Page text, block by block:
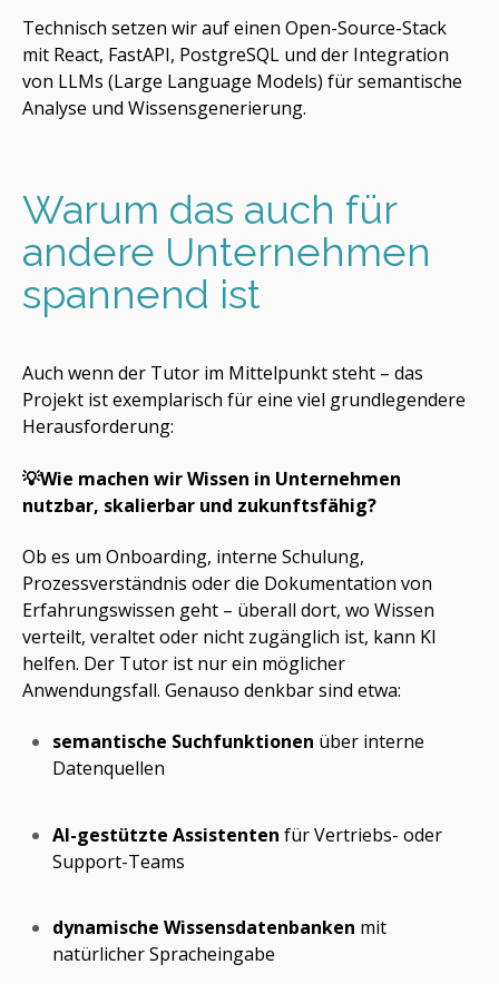
Technisch setzen wir auf einen Open-Source-Stack
mit React, FastAPI, PostgreSQL und der Integration
von LLMs (Large Language Models) für semantische
Analyse und Wissensgenerierung.
Warum das auch für
andere Unternehmen
spannend ist
Auch wenn der Tutor im Mittelpunkt steht – das
Projekt ist exemplarisch für eine viel grundlegendere
Herausforderung:
💡Wie machen wir Wissen in Unternehmen
nutzbar, skalierbar und zukunftsfähig?
Ob es um Onboarding, interne Schulung,
Prozessverständnis oder die Dokumentation von
Erfahrungswissen geht – überall dort, wo Wissen
verteilt, veraltet oder nicht zugänglich ist, kann KI
helfen. Der Tutor ist nur ein möglicher
Anwendungsfall. Genauso denkbar sind etwa:
semantische Suchfunktionen über interne
Datenquellen
AI-gestützte Assistenten für Vertriebs- oder
Support-Teams
dynamische Wissensdatenbanken mit
natürlicher Spracheingabe